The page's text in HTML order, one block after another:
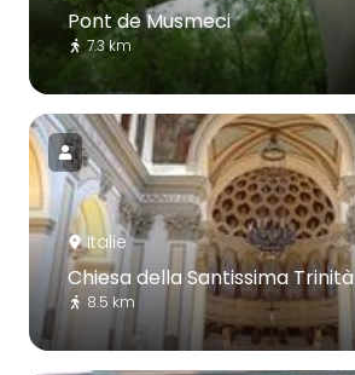
Pont de Musmeci
7.3 km
Italie
Chiesa della Santissima Trinità
8.5 km